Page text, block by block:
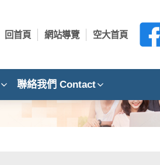
回首頁 網站導覽 空大首頁
聯絡我們 Contact